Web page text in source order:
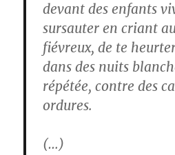
devant des enfants
sursauter en criant
fiévreux, de te
dans des nuits
répétée, contre des
ordures.
(…)